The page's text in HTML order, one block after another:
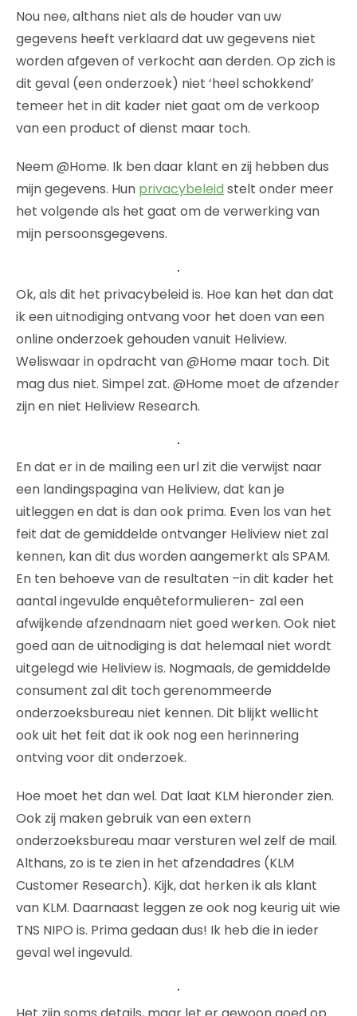
Nou nee, althans niet als de houder van uw
gegevens heeft verklaard dat uw gegevens niet
worden afgeven of verkocht aan derden. Op zich is
dit geval (een onderzoek) niet ‘heel schokkend’
temeer het in dit kader niet gaat om de verkoop
van een product of dienst maar toch.
Neem @Home. Ik ben daar klant en zij hebben dus
mijn gegevens. Hun privacybeleid stelt onder meer
het volgende als het gaat om de verwerking van
mijn persoonsgegevens.
Ok, als dit het privacybeleid is. Hoe kan het dan dat
ik een uitnodiging ontvang voor het doen van een
online onderzoek gehouden vanuit Heliview.
Weliswaar in opdracht van @Home maar toch. Dit
mag dus niet. Simpel zat. @Home moet de afzender
zijn en niet Heliview Research.
En dat er in de mailing een url zit die verwijst naar
een landingspagina van Heliview, dat kan je
uitleggen en dat is dan ook prima. Even los van het
feit dat de gemiddelde ontvanger Heliview niet zal
kennen, kan dit dus worden aangemerkt als SPAM.
En ten behoeve van de resultaten –in dit kader het
aantal ingevulde enquêteformulieren- zal een
afwijkende afzendnaam niet goed werken. Ook niet
goed aan de uitnodiging is dat helemaal niet wordt
uitgelegd wie Heliview is. Nogmaals, de gemiddelde
consument zal dit toch gerenommeerde
onderzoeksbureau niet kennen. Dit blijkt wellicht
ook uit het feit dat ik ook nog een herinnering
ontving voor dit onderzoek.
Hoe moet het dan wel. Dat laat KLM hieronder zien.
Ook zij maken gebruik van een extern
onderzoeksbureau maar versturen wel zelf de mail.
Althans, zo is te zien in het afzendadres (KLM
Customer Research). Kijk, dat herken ik als klant
van KLM. Daarnaast leggen ze ook nog keurig uit wie
TNS NIPO is. Prima gedaan dus! Ik heb die in ieder
geval wel ingevuld.